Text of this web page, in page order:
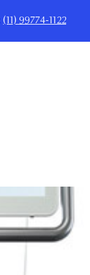
(11) 99774-1122